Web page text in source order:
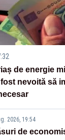
de energie
fost nevoită să
2026, 19:54
de